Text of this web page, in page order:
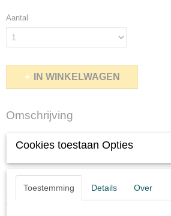
Aantal
IN WINKELWAGEN
Omschrijving
Kraanschakelaar ingebouwd in een 3/4''
Schakelaar is geschikt voor 230V 3A
Cookies toestaan Opties
Toestemming Details Over